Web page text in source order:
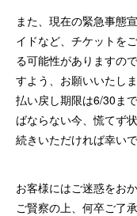
また、現在の緊急事態
イドなど、チケットを
る可能性がありますの
すよう、お願いいたしま
払い戻し期限は6/30ま
ばならない今、慌てず
続きいただければ幸いで
お客様にはご迷惑をお
ご賢察の上、何卒ご了